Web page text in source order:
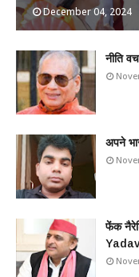
December 04, 2024
​नीति
अपने
फेंक